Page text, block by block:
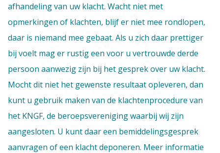
afhandeling van uw klacht. Wacht niet met
opmerkingen of klachten, blijf er niet mee rondlopen,
daar is niemand mee gebaat. Als u zich daar prettiger
bij voelt mag er rustig een voor u vertrouwde derde
persoon aanwezig zijn bij het gesprek over uw klacht.
Mocht dit niet het gewenste resultaat opleveren, dan
kunt u gebruik maken van de klachtenprocedure van
het KNGF, de beroepsvereniging waarbij wij zijn
aangesloten. U kunt daar een bemiddelingsgesprek
aanvragen of een klacht deponeren. Meer informatie